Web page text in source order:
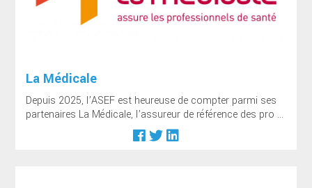
La Médicale
Depuis 2025, l’ASEF est heureuse de compter parmi ses
partenaires La Médicale, l’assureur de référence des pro ...